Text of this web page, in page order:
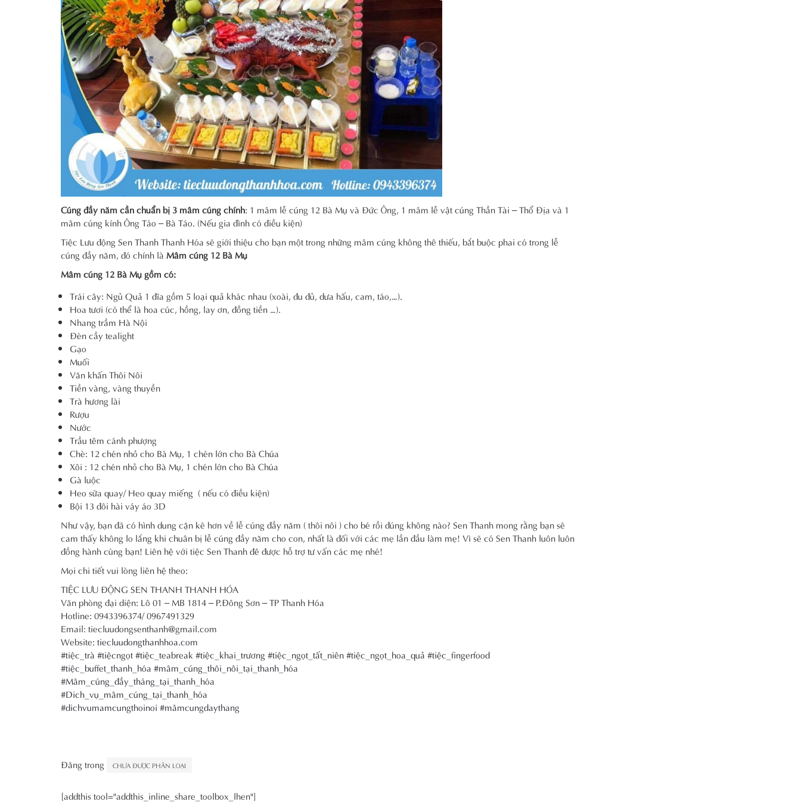
Cúng đầy năm cần chuẩn bị 3 mâm cúng chính: 1 mâm lễ cúng 12 Bà Mụ và Đức Ông, 1 mâm lễ vật cúng Thần Tài – Thổ Địa và 1
mâm cúng kính Ông Táo – Bà Táo. (Nếu gia đình có điều kiện)
Tiệc Lưu động Sen Thanh Thanh Hóa sẽ giới thiệu cho bạn một trong những mâm cúng không thê thiếu, bắt buộc phai có trong lễ
cúng đầy năm, đó chính là Mâm cúng 12 Bà Mụ
Mâm cúng 12 Bà Mụ gồm có:
Trái cây: Ngủ Quả 1 đĩa gồm 5 loại quả khác nhau (xoài, đu đủ, dưa hấu, cam, táo,…).
Hoa tươi (có thể là hoa cúc, hồng, lay ơn, đồng tiền …).
Nhang trầm Hà Nội
Đèn cầy tealight
Gạo
Muối
Văn khấn Thôi Nôi
Tiền vàng, vàng thuyền
Trà hương lài
Rượu
Nước
Trầu têm cánh phượng
Chè: 12 chén nhỏ cho Bà Mụ, 1 chén lớn cho Bà Chúa
Xôi : 12 chén nhỏ cho Bà Mụ, 1 chén lớn cho Bà Chúa
Gà luộc
Heo sữa quay/ Heo quay miếng ( nếu có điều kiện)
Bội 13 đôi hài váy áo 3D
Như vậy, bạn đã có hình dung cặn kẽ hơn về lễ cúng đầy năm ( thôi nôi ) cho bé rồi đúng không nào? Sen Thanh mong rằng bạn sẽ
cam thấy không lo lắng khi chuân bị lễ cúng đầy năm cho con, nhất là đối với các mẹ lần đầu làm mẹ! Vì sẽ có Sen Thanh luôn luôn
đồng hành cùng bạn! Liên hệ với tiệc Sen Thanh đê được hỗ trợ tư vấn các mẹ nhé!
Mọi chi tiết vui lòng liên hệ theo:
TIỆC LƯU ĐỘNG SEN THANH THANH HÓA
Văn phòng đại diện: Lô 01 – MB 1814 – P.Đông Sơn – TP Thanh Hóa
Hotline: 0943396374/ 0967491329
Email: tiecluudongsenthanh@gmail.com
Website: tiecluudongthanhhoa.com
#tiệc_trà #tiệcngọt#tiệc_teabreak #tiệc_khai_trương #tiệc_ngọt_tất_niên#tiệc_ngọt_hoa_quả #tiệc_fingerfood
#tiệc_buffet_thanh_hóa #mâm_cúng_thôi_nôi_tại_thanh_hóa
#Mâm_cúng_đầy_tháng_tại_thanh_hóa
#Dich_vụ_mâm_cúng_tại_thanh_hóa
#dichvumamcungthoinoi #mâmcungdaythang
Đăng trong CHƯA ĐƯỢC PHÂN LOẠI
[addthis tool="addthis_inline_share_toolbox_lhen"]